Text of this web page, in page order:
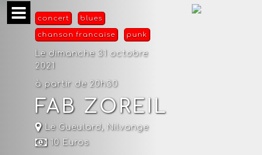
concert blues
chanson francaise punk
Le dimanche 31 octobre
2021
à partir de 20h30
FAB ZOREIL
Le Gueulard, Nilvange
10 Euros